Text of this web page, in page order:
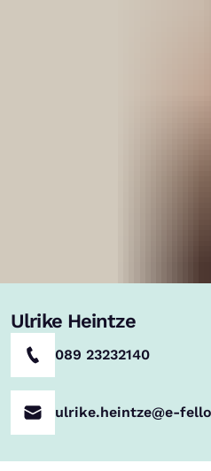
Ulrike Heintze
089 23232140
ulrike.heintze@e-